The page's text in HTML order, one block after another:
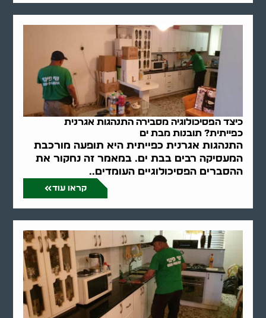
כיצד הפסיכולוגיה מסבירה התנהגות אגרנית
כפייתית? תובנות מבת ים
התנהגות אגרנית כפייתית היא תופעה מורכבת
המעסיקה רבים בבת ים. במאמר זה נחקור את
ההסברים הפסיכולוגיים העומדים..
קראו עוד